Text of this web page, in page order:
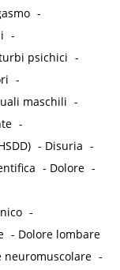
-
-
psichici -
-
maschili -
-
- Disuria -
- Dolore -
-
- Dolore lombare
neuromuscolare -